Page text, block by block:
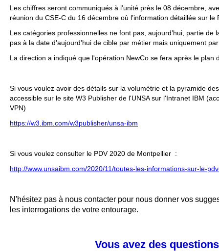
Les chiffres seront communiqués à l’unité près le 08 décembre,
réunion du CSE-C du 16 décembre où l’information détaillée sur le
Les catégories professionnelles ne font pas, aujourd’hui, partie de
pas à la date d'aujourd'hui de cible par métier mais uniquement
La direction a indiqué que l'opération NewCo se fera après le plan
Si vous voulez avoir des détails sur la volumétrie et la pyramide
accessible sur le site W3 Publisher de l'UNSA sur l'Intranet IBM
VPN)
https://w3.ibm.com/w3publisher/unsa-ibm
Si vous voulez consulter le PDV 2020 de Montpellier :
http://www.unsaibm.com/2020/11/toutes-les-informations-sur-le-
N'hésitez pas à nous contacter pour nous donner vos
les interrogations de votre entourage.
Vous avez des